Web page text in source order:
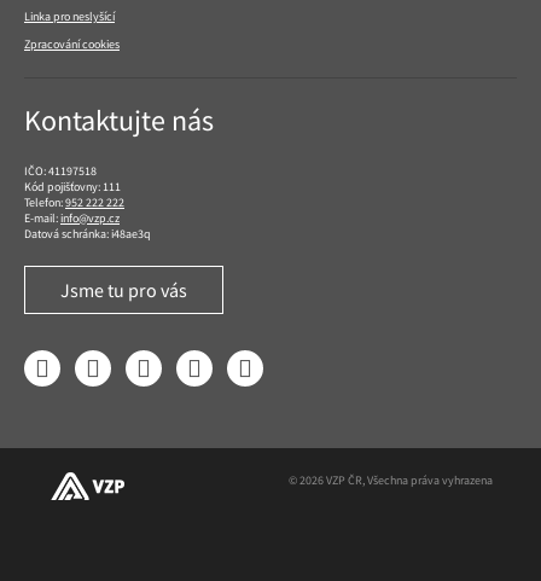
Linka pro neslyšící
Zpracování cookies
Kontaktujte nás
IČO: 41197518
Kód pojišťovny: 111
Telefon:952 222 222
E-mail:info@vzp.cz
Datová schránka: i48ae3q
Jsme tu pro vás
FacebookLinkedIn YouTube InstagramTwitter
© 2026 VZP ČR, Všechna práva vyhrazena